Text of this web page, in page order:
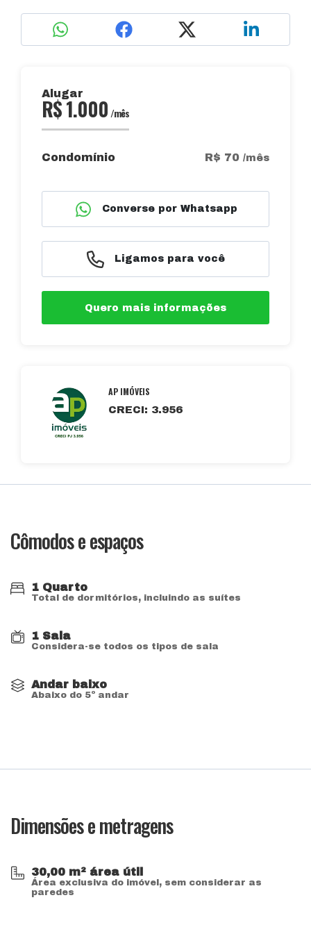
Alugar
R$ 1.000 /mês
Condomínio R$ 70 /mês
Converse por Whatsapp
Ligamos para você
Quero mais informações
AP IMÓVEIS
CRECI: 3.956
Cômodos e espaços
1 Quarto
Total de dormitórios, incluindo as suítes
1 Sala
Considera-se todos os tipos de sala
Andar baixo
Abaixo do 5º andar
Dimensões e metragens
30,00 m² área útil
Área exclusiva do imóvel, sem considerar as
paredes